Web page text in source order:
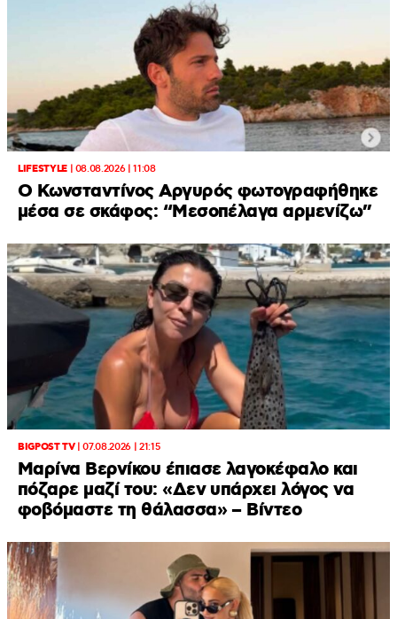
LIFESTYLE| 08.08.2026 | 11:08
Ο Κωνσταντίνος Αργυρός φωτογραφήθηκε
μέσα σε σκάφος: “Μεσοπέλαγα αρμενίζω”
BIGPOST TV|07.08.2026 | 21:15
Μαρίνα Βερνίκου έπιασε λαγοκέφαλο και
πόζαρε μαζί του: «Δεν υπάρχει λόγος να
φοβόμαστε τη θάλασσα» – Βίντεο